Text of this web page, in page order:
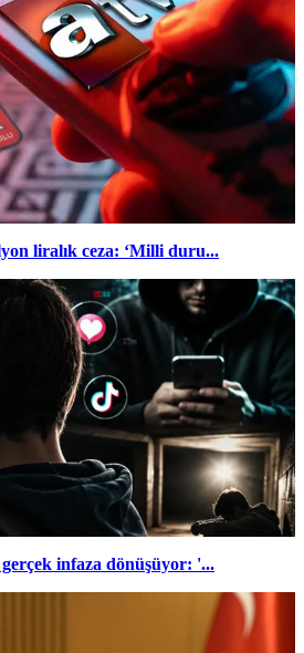
liralık ceza: ‘Milli duru...
infaza dönüşüyor: '...